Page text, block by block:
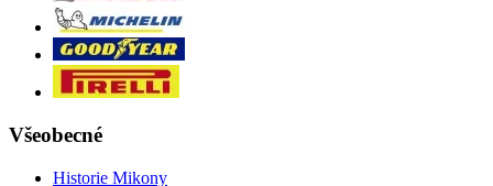
Všeobecné
Historie Mikony